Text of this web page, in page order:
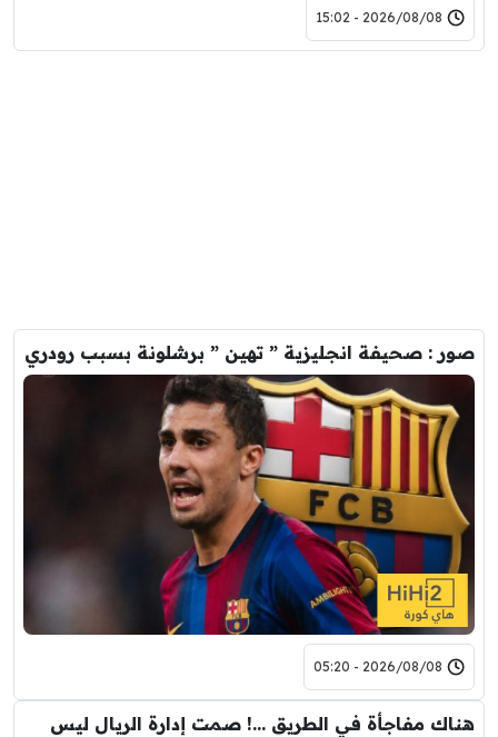
2026/08/08 - 15:02
صور : صحيفة انجليزية ” تهين ” برشلونة بسبب رودري
2026/08/08 - 05:20
هناك مفاجأة في الطريق …! صمت إدارة الريال ليس